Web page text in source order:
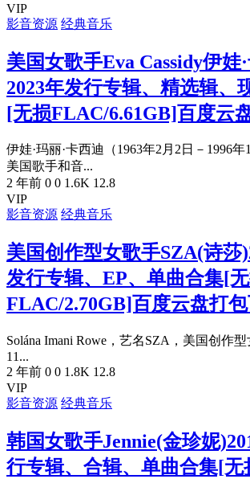
VIP
影音资源 经典音乐
美国女歌手Eva Cassidy伊娃
2023年发行专辑、精选辑、
[无损FLAC/6.61GB]百度云
伊娃·玛丽·卡西迪（1963年2月2日－1996
美国歌手和音...
2 年前 0 0 1.6K 12.8
VIP
影音资源 经典音乐
美国创作型女歌手SZA(诗莎
发行专辑、EP、单曲合集[
FLAC/2.70GB]百度云盘打
Solána Imani Rowe，艺名SZA，美国创作
11...
2 年前 0 0 1.8K 12.8
VIP
影音资源 经典音乐
韩国女歌手Jennie(金珍妮
行专辑、合辑、单曲合集[无